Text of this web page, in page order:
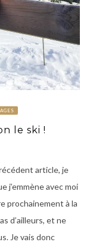
le ski !
article, je
j’emmène avec moi
prochainement à la
d’ailleurs, et ne
Je vais donc